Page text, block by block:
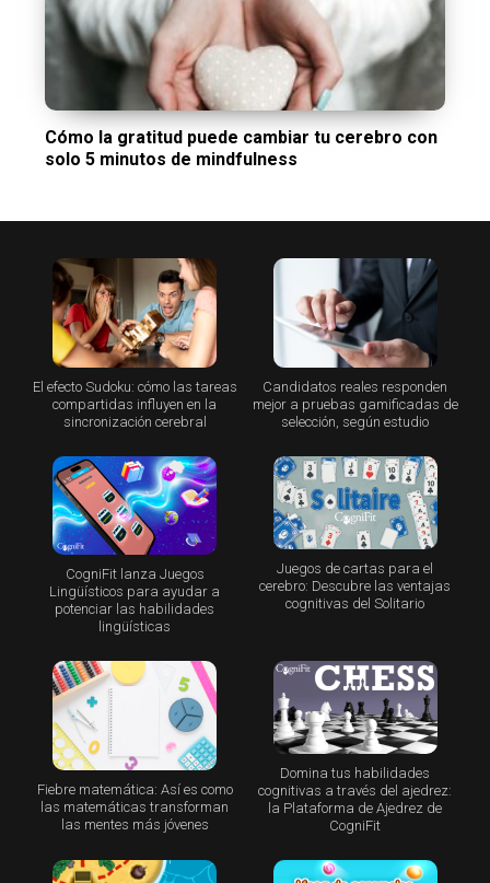
Cómo la gratitud puede cambiar tu cerebro con
solo 5 minutos de mindfulness
El efecto Sudoku: cómo las tareas
compartidas influyen en la
sincronización cerebral
Candidatos reales responden
mejor a pruebas gamificadas de
selección, según estudio
CogniFit lanza Juegos
Lingüísticos para ayudar a
potenciar las habilidades
lingüísticas
Juegos de cartas para el
cerebro: Descubre las ventajas
cognitivas del Solitario
Fiebre matemática: Así es como
las matemáticas transforman
las mentes más jóvenes
Domina tus habilidades
cognitivas a través del ajedrez:
la Plataforma de Ajedrez de
CogniFit